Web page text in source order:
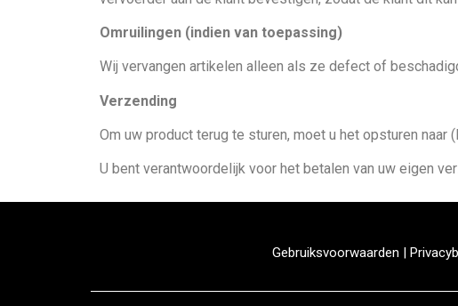
Omruilingen (indien van toepassing)
Wij vervangen artikelen alleen als ze defect of
Verzending
Om uw product terug te sturen, moet u het opsturen naar
U bent verantwoordelijk voor het betalen van uw eigen
Gebruiksvoorwaarden |